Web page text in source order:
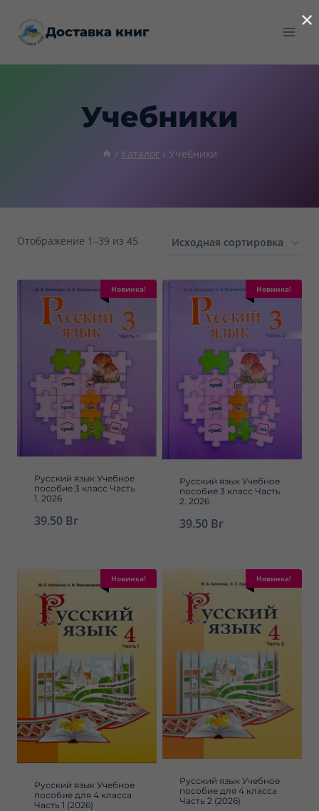
Доставка книг
Учебники
/ Каталог / Учебники
Отображение 1–39 из 45
Новинка!
Русский язык Учебное
пособие 3 класс Часть
1. 2026
39.50 Br
Новинка!
Русский язык Учебное
пособие 3 класс Часть
2. 2026
39.50 Br
Новинка!
Русский язык Учебное
пособие для 4 класса
Часть 1 (2026)
Новинка!
Русский язык Учебное
пособие для 4 класса
Часть 2 (2026)
×